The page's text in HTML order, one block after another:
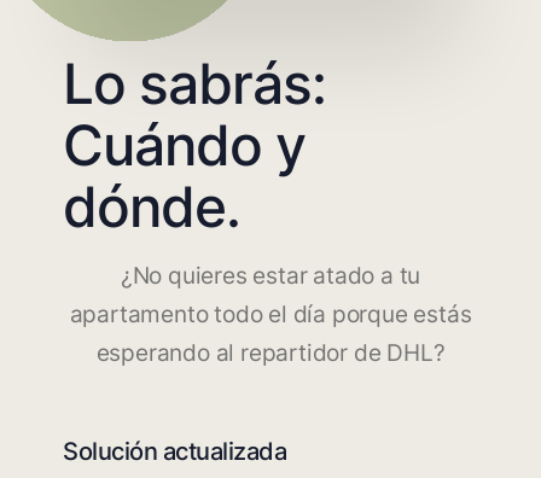
Lo sabrás:
Cuándo y
dónde.
¿No quieres estar atado a tu
apartamento todo el día porque estás
esperando al repartidor de DHL?
Solución actualizada